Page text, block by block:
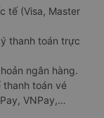
tế (Visa, Master
thanh toán trực
ngân hàng.
thanh toán vé
VNPay,…